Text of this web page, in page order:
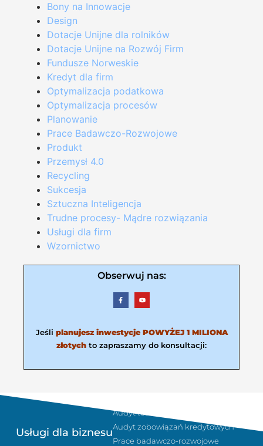
Bony na Innowacje
Design
Dotacje Unijne dla rolników
Dotacje Unijne na Rozwój Firm
Fundusze Norweskie
Kredyt dla firm
Optymalizacja podatkowa
Optymalizacja procesów
Planowanie
Prace Badawczo-Rozwojowe
Produkt
Przemysł 4.0
Recycling
Sukcesja
Sztuczna Inteligencja
Trudne procesy- Mądre rozwiązania
Usługi dla firm
Wzornictwo
Obserwuj nas:
Jeśli planujesz inwestycje POWYŻEJ 1 MILIONA
złotych to zapraszamy do konsultacji:
Usługi dla biznesu
Audyt technologiczny w firmie
Audyt zobowiązań kredytowych
Prace badawczo-rozwojowe